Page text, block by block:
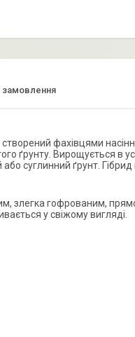
замовлення
фахівцями
ґрунту. Вирощується в
суглинний ґрунт. Гібрид
злегка гофрованим,
у свіжому вигляді.